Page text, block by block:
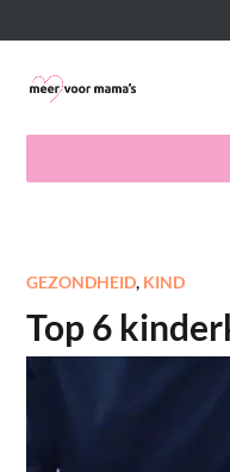
GEZONDHEID, KIND
Top 6